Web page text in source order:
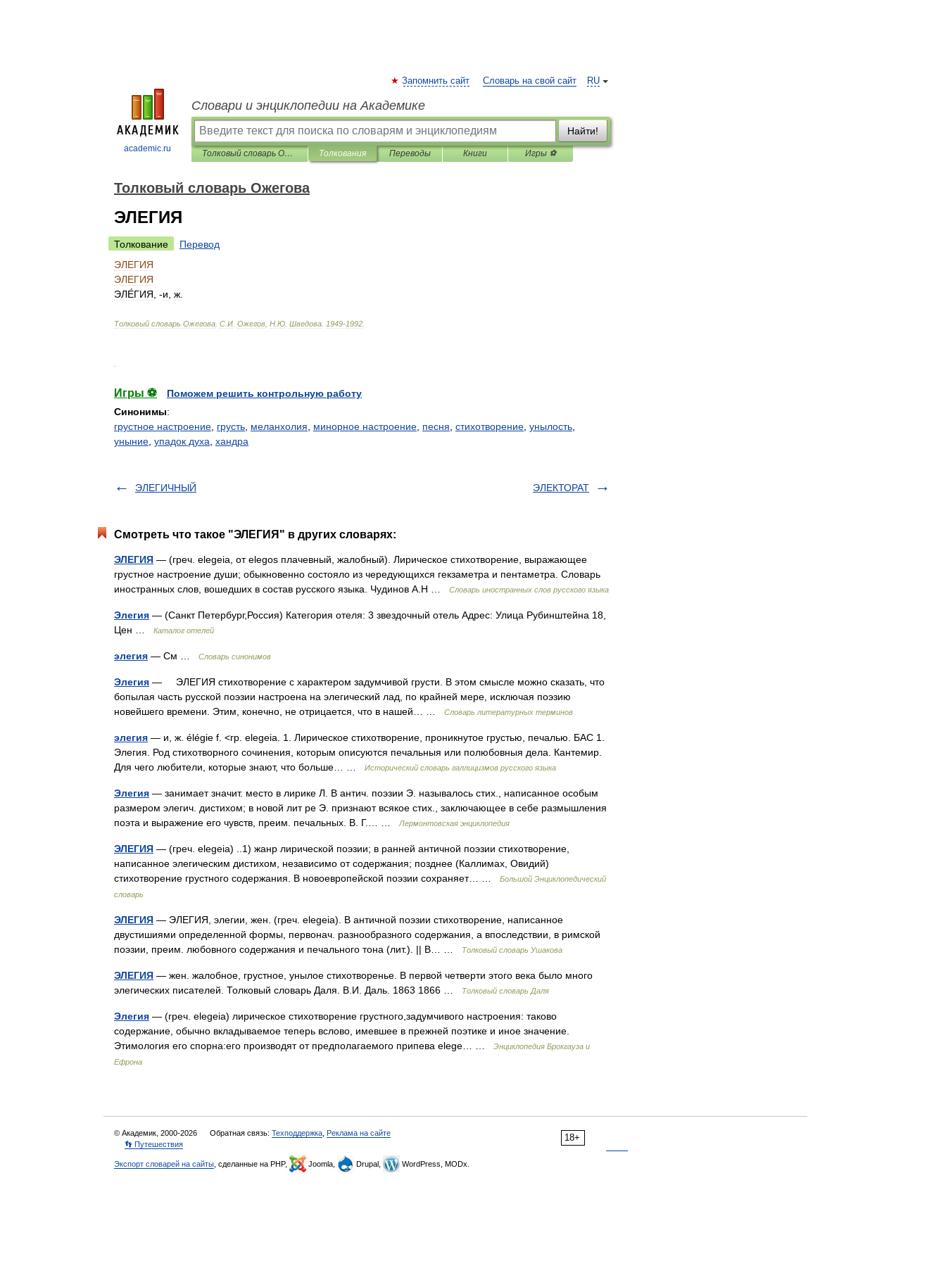
academic.ru
RU
Запомнить сайт Словарь на свой сайт
Словари и энциклопедии на Академике
Найти!
Толковый словарь Ожегова Толкования Переводы Книги Игры ⚽
Толковый словарь Ожегова
ЭЛЕГИЯ
Толкование
Перевод
ЭЛЕГИЯ
ЭЛЕГИЯ
ЭЛЕ́ГИЯ , -и ж
Толковый словарь Ожегова С И Ожегов Н Ю Шведова 1949-1992
Игры ⚽
Поможем решить контрольную работу
Синонимы:
грустное настроение грусть меланхолия минорное настроение песня стихотворение унылость
уныние упадок духа хандра
ЭЛЕГИЧНЫЙ ЭЛЕКТОРАТ
Смотреть что такое "ЭЛЕГИЯ" в других словарях:
ЭЛЕГИЯ — (греч. elegeia, от elegos плачевный, жалобный). Лирическое стихотворение, выражающее
грустное настроение души; обыкновенно состояло из чередующихся гекзаметра и пентаметра. Словарь
иностранных слов, вошедших в состав русского языка. Чудинов А.Н …
Словарь иностранных слов русского языка
Элегия — (Санкт Петербург,Россия) Категория отеля: 3 звездочный отель Адрес: Улица Рубинштейна 18,
Цен …
Каталог отелей
элегия — См … Словарь синонимов
Элегия — ЭЛЕГИЯ стихотворение с характером задумчивой грусти. В этом смысле можно сказать, что
бопылая часть русской поэзии настроена на элегический лад, по крайней мере, исключая поэзию
новейшего времени. Этим, конечно, не отрицается, что в нашей… …
Словарь литературных терминов
элегия — и, ж. élégie f. <гр. elegeia. 1. Лирическое стихотворение, проникнутое грустью, печалью. БАС 1.
Элегия. Род стихотворного сочинения, которым описуются печальныя или полюбовныя дела. Кантемир.
Для чего любители, которые знают, что больше… …
Исторический словарь галлицизмов русского языка
Элегия — занимает значит. место в лирике Л. В антич. поэзии Э. называлось стих., написанное особым
размером элегич. дистихом; в новой лит ре Э. признают всякое стих., заключающее в себе размышления
поэта и выражение его чувств, преим. печальных. В. Г.… …
Лермонтовская энциклопедия
ЭЛЕГИЯ — (греч. elegeia) ..1) жанр лирической поэзии; в ранней античной поэзии стихотворение,
написанное элегическим дистихом, независимо от содержания; позднее (Каллимах, Овидий)
стихотворение грустного содержания. В новоевропейской поэзии сохраняет… …
Большой Энциклопедический
словарь
ЭЛЕГИЯ — ЭЛЕГИЯ, элегии, жен. (греч. elegeia). В античной поэзии стихотворение, написанное
двустишиями определенной формы, первонач. разнообразного содержания, а впоследствии, в римской
поэзии, преим. любовного содержания и печального тона (лит.). || В… …
Толковый словарь Ушакова
ЭЛЕГИЯ — жен. жалобное, грустное, унылое стихотворенье. В первой четверти этого века было много
элегических писателей. Толковый словарь Даля. В.И. Даль. 1863 1866 …
Толковый словарь Даля
Элегия — (греч. elegeia) лирическое стихотворение грустного,задумчивого настроения: таково
содержание, обычно вкладываемое теперь вслово, имевшее в прежней поэтике и иное значение.
Этимология его спорна:его производят от предполагаемого припева elege… …
Энциклопедия Брокгауза и
Ефрона
18+
© Академик, 2000-2026 Обратная связь: Техподдержка Реклама на сайте
👣 Путешествия
Экспорт словарей на сайты , сделанные на PHP, Joomla, Drupal, WordPress, MODx.